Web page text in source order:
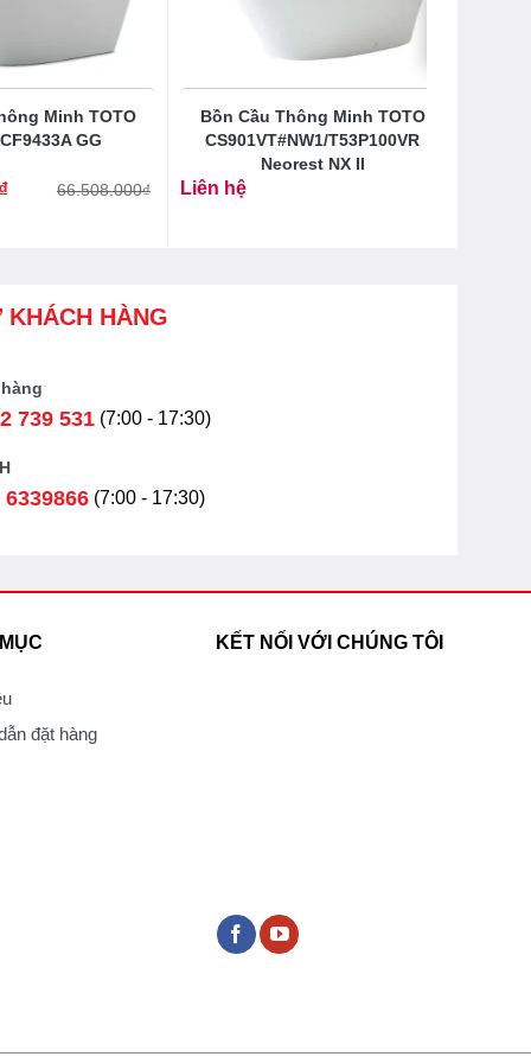
Minh TOTO
GG
66.508.000₫
Bồn Cầu Thông Minh TOTO
CS901VT#NW1/T53P100VR
Neorest NX II
Liên hệ
KHÁCH HÀNG
739 531 (7:00 - 17:30)
6339866 (7:00 - 17:30)
đặt hàng
KẾT NỐI VỚI CHÚNG TÔI